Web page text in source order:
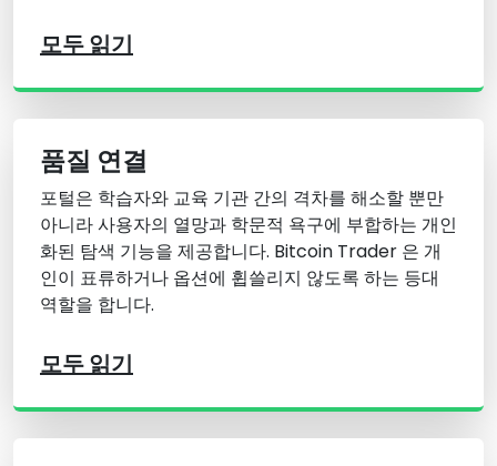
모두 읽기
품질 연결
포털은 학습자와 교육 기관 간의 격차를 해소할 뿐만
아니라 사용자의 열망과 학문적 욕구에 부합하는 개인
화된 탐색 기능을 제공합니다. Bitcoin Trader 은 개
인이 표류하거나 옵션에 휩쓸리지 않도록 하는 등대
역할을 합니다.
모두 읽기